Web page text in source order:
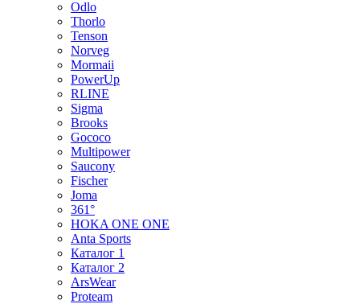
Odlo
Thorlo
Tenson
Norveg
Mormaii
PowerUp
RLINE
Sigma
Brooks
Gococo
Multipower
Saucony
Fischer
Joma
361°
HOKA ONE ONE
Anta Sports
Каталог 1
Каталог 2
ArsWear
Proteam